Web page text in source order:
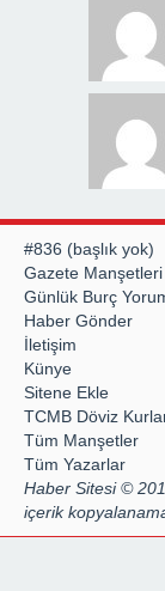
#836 (başlık yok)
Gazete Manşetleri
Günlük Burç
Haber Gönder
İletişim
Künye
Sitene Ekle
TCMB Döviz
Tüm Manşetler
Tüm Yazarlar
Haber Sitesi ©
içerik